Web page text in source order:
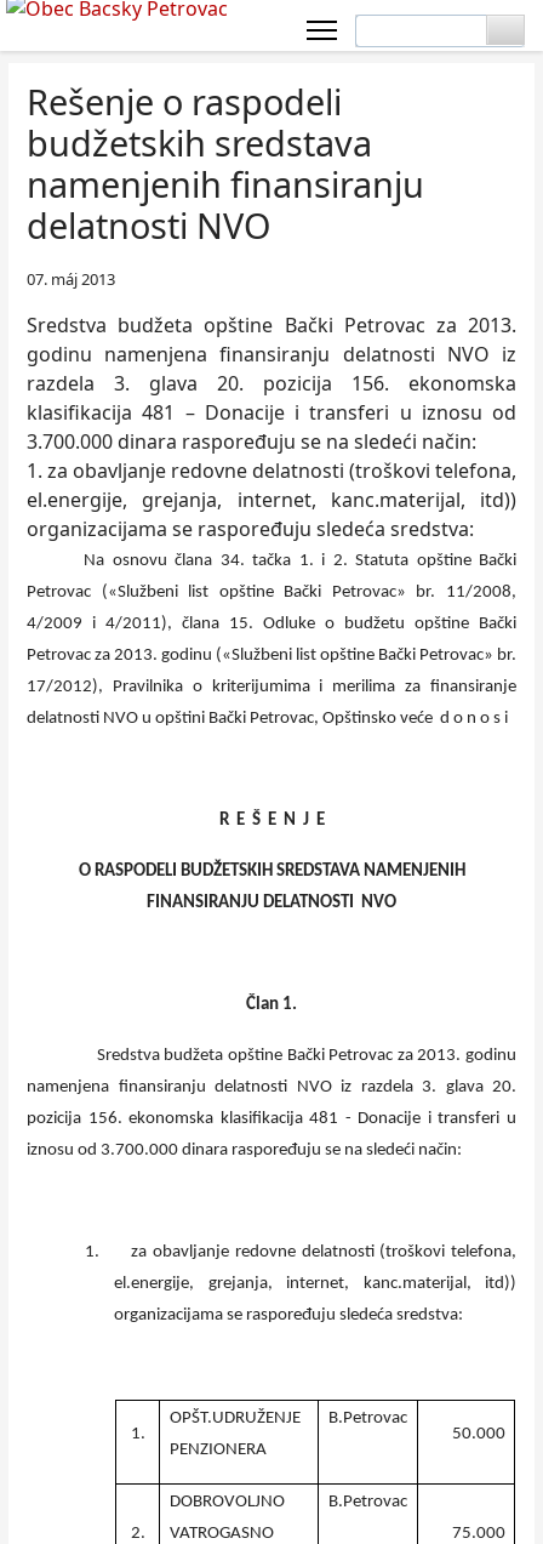
Rešenje o raspodeli
budžetskih sredstava
namenjenih finansiranju
delatnosti NVO
07. máj 2013
Sredstva budžeta opštine Bački Petrovac za 2013.
godinu namenjena finansiranju delatnosti NVO iz
razdela 3. glava 20. pozicija 156. ekonomska
klasifikacija 481 – Donacije i transferi u iznosu od
3.700.000 dinara raspoređuju se na sledeći način:
1. za obavljanje redovne delatnosti (troškovi telefona,
el.energije, grejanja, internet, kanc.materijal, itd))
organizacijama se raspoređuju sledeća sredstva:
Na osnovu člana 34. tačka 1. i 2. Statuta opštine Bački
Petrovac («Službeni list opštine Bački Petrovac» br. 11/2008,
4/2009 i 4/2011), člana 15. Odluke o budžetu opštine Bački
Petrovac za 2013. godinu («Službeni list opštine Bački Petrovac» br.
17/2012), Pravilnika o kriterijumima i merilima za finansiranje
delatnosti NVO u opštini Bački Petrovac, Opštinsko veće d o n o s i
R E Š E N J E
O RASPODELI BUDŽETSKIH SREDSTAVA NAMENJENIH
FINANSIRANJU DELATNOSTI NVO
Član 1.
Sredstva budžeta opštine Bački Petrovac za 2013. godinu
namenjena finansiranju delatnosti NVO iz razdela 3. glava 20.
pozicija 156. ekonomska klasifikacija 481 - Donacije i transferi u
iznosu od 3.700.000 dinara raspoređuju se na sledeći način:
1.
za obavljanje redovne delatnosti (troškovi telefona,
el.energije, grejanja, internet, kanc.materijal, itd))
organizacijama se raspoređuju sledeća sredstva:
1.
OPŠT.UDRUŽENJE
PENZIONERA
B.Petrovac
50.000
2.
DOBROVOLJNO
VATROGASNO
B.Petrovac
75.000